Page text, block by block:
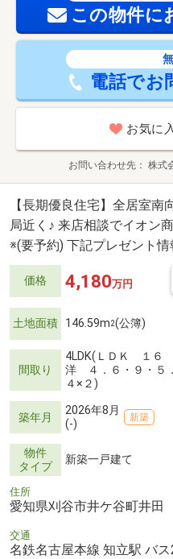
この物件に
電話でお
お気に
お問い合わせ先 株式
【長期優良住宅】全居室
局近く♪ 来店相談でイオン
※(要予約) 下記プレゼント
価格 4,180万円
土地面積 146.59m2(公簿)
間取り
4LDK(ＬＤＫ １６
洋 ４．６・９・５．
４×２)
築年月
2026年8月
(-)
新築
物件
タイプ
新築一戸建て
住所
愛知県刈谷市井ケ谷町井田
交通
名鉄名古屋本線 知立駅 バ